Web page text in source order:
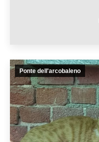
Ponte dell'arcobaleno